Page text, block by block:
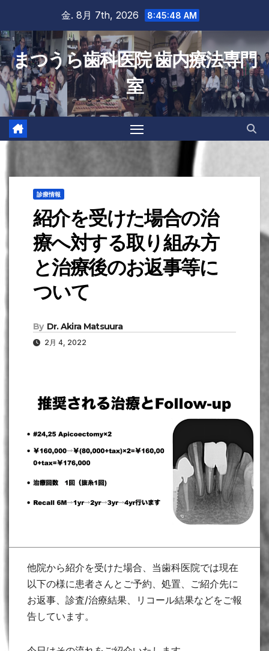
content
金. 8月 7th, 2026 8:45:49 AM
まつうら歯科医院 歯内療法専門
室
診療情報
紹介を受けた場合の治
療へ対する取り組み方
と治療後のお返事等に
ついて
By Dr. Akira Matsuura
2月 4, 2022
他院から紹介を受けた場合、当歯科医院では現在
以下の様に患者さんとご予約、処置、ご紹介先に
お返事、診査/治療結果、リコール結果などをご報
告しています。